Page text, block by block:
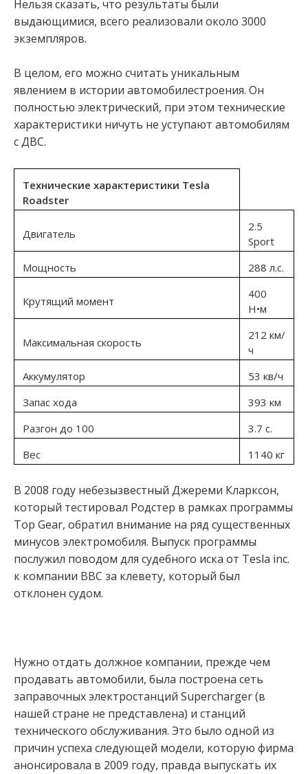
Нельзя сказать, что результаты были
выдающимися, всего реализовали около 3000
экземпляров.
В целом, его можно считать уникальным
явлением в истории автомобилестроения. Он
полностью электрический, при этом технические
характеристики ничуть не уступают автомобилям
с ДВС.
Технические характеристики Tesla
Roadster
Двигатель
2.5
Sport
Мощность
288 л.с.
Крутящий момент
400
Н•м
Максимальная скорость
212 км/
ч
Аккумулятор
53 кв/ч
Запас хода
393 км
Разгон до 100
3.7 с.
Вес
1140 кг
В 2008 году небезызвестный Джереми Кларксон,
который тестировал Родстер в рамках программы
Top Gear, обратил внимание на ряд существенных
минусов электромобиля. Выпуск программы
послужил поводом для судебного иска от Tesla inc.
к компании BBC за клевету, который был
отклонен судом.
Нужно отдать должное компании, прежде чем
продавать автомобили, была построена сеть
заправочных электростанций Supercharger (в
нашей стране не представлена) и станций
технического обслуживания. Это было одной из
причин успеха следующей модели, которую фирма
анонсировала в 2009 году, правда выпускать их